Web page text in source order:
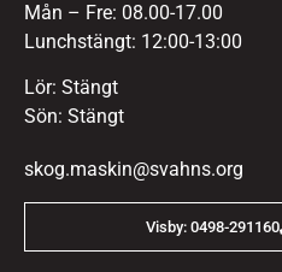
Mån – Fre: 08.00-17.00
Lunchstängt: 12:00-13:00
Lör: Stängt
Sön: Stängt
skog.maskin@svahns.org
Visby: 0498-291160